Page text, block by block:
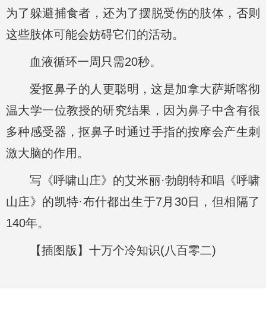
为了躲避捕食者，还为了摆脱受伤的肢体，否则
这些肢体可能会妨碍它们的活动。
血液循环一周只需20秒。
爱抠鼻子的人更聪明，这是加拿大萨斯喀彻
温大学一位教授的研究结果，因为鼻子中含有很
多种感受器，抠鼻子时通过手指的按摩会产生刺
激大脑的作用。
写《呼啸山庄》的艾米丽·勃朗特和唱《呼啸
山庄》的凯特·布什都出生于7月30日，但相隔了
140年。
【插图版】十万个冷知识(八百零二)